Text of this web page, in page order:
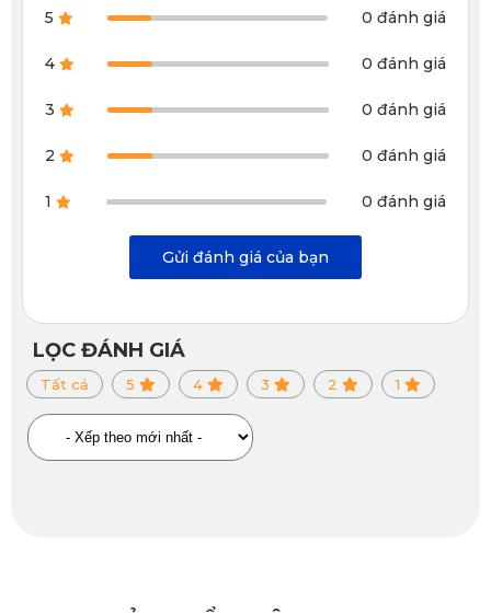
Phiên bản Đặc điểm Phù hợp với ai
Basic
Người cần bộ thảm
Full
mép sàn, vách sàn,
xe đồng bộ, bảo vệ
5 0 đánh giá
4 0 đánh giá
3 0 đánh giá
2 0 đánh giá
1 0 đánh giá
Gửi đánh giá của bạn
LỌC ĐÁNH GIÁ
Tất cả 5 4 3 2 1